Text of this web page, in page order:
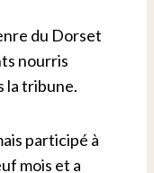
du Dorset
nourris
la tribune.
participé à
mois et a